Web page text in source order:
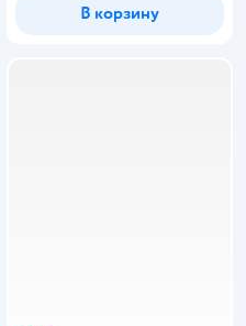
В корзину